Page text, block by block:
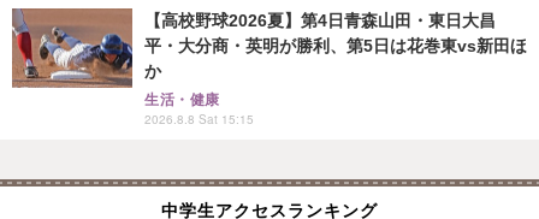
【高校野球2026夏】第4日青森山田・東日大昌
平・大分商・英明が勝利、第5日は花巻東vs新田ほ
か
生活・健康
2026.8.8 Sat 15:15
中学生アクセスランキング